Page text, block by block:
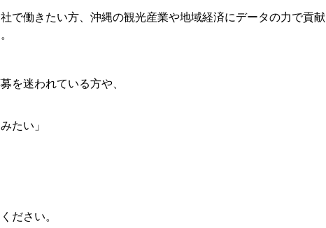
で働きたい方、沖縄の観光産業や地域経済にデータの力で貢献
を迷われている方や、
たい」
ださい。